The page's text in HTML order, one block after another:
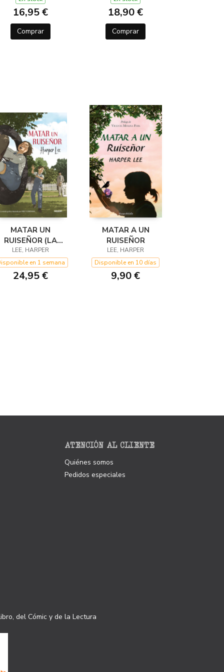
16,95 €
Comprar
18,90 €
Comprar
MATAR UN
RUISEÑOR (LA
NOVELA GRÁFICA)
LEE, HARPER
en 1 semana
24,95 €
MATAR A UN
RUISEÑOR
LEE, HARPER
Disponible en 10 días
9,90 €
ATENCIÓN AL CLIENTE
Quiénes somos
Pedidos especiales
del Cómic y de la Lectura